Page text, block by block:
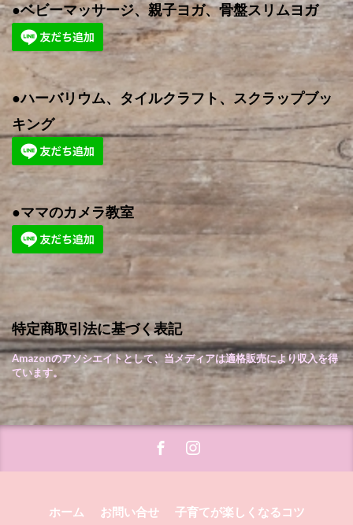
●ベビーマッサージ、親子ヨガ、骨盤スリムヨガ
●ハーバリウム、タイルクラフト、スクラップブッ
キング
●ママのカメラ教室
特定商取引法に基づく表記
Amazonのアソシエイトとして、当メディアは適格販売により収入を得
ています。
ホーム お問い合せ
子育てが楽しくなるコツ